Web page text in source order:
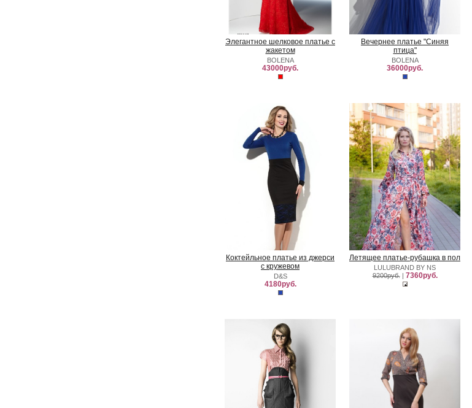
Элегантное шелковое платье с
жакетом
BOLENA
43000руб.
Вечернее платье "Синяя
птица"
BOLENA
36000руб.
Коктейльное платье из джерси
с кружевом
D&S
4180руб.
Летящее платье-рубашка в пол
LULUBRAND BY NS
9200руб.| 7360руб.